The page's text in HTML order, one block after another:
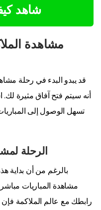
شاهد
مشاهدة
قد يبدو البدء في رحلة
أنه سيتم فتح آفاق مثيرة
تسهل الوصول إلى
الرحلة
بالرغم من أن بداية
مشاهدة المباريات
رابطك مع عالم الملاكمة